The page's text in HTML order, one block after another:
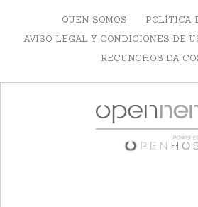
QUEN SOMOS
POLÍTICA
AVISO LEGAL Y CONDICIONES DE
RECUNCHOS DA